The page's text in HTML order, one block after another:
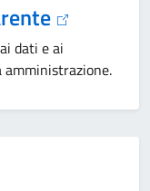
dati e ai
amministrazione.